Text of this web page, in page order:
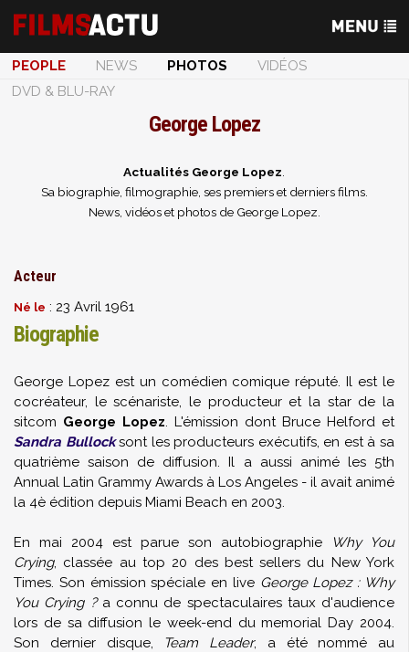
PEOPLE NEWS PHOTOS
VIDÉOS
DVD & BLU-RAY
George Lopez
Actualités George Lopez
Sa biographie, filmographie, ses premiers et derniers films.
News, vidéos et photos de George Lopez.
Acteur
Né le : 23 Avril 1961
Biographie
George Lopez est un comédien comique réputé. Il est le
cocréateur, le scénariste, le producteur et la star de la
sitcom George Lopez. L'émission dont Bruce Helford et
Sandra Bullocksont les producteurs exécutifs, en est à sa
quatrième saison de diffusion. Il a aussi animé les 5th
Annual Latin Grammy Awards à Los Angeles - il avait animé
la 4è édition depuis Miami Beach en 2003.
En mai 2004 est parue son autobiographie
Why You
Crying, classée au top 20 des best sellers du New York
Times. Son émission spéciale en live George Lopez : Why
You Crying ?a connu de spectaculaires taux d'audience
lors de sa diffusion le week-end du memorial Day 2004.
Son dernier disque, Team Leader, a été nommé au